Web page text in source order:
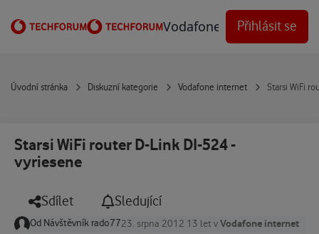
Vodafone Techforum
Přihlásit se
Úvodní stránka Diskuzní kategorie Vodafone internet Starsi WiFi
Starsi WiFi router D-Link DI-524 -
vyriesene
Sdílet Sledující
Od Návštěvník rado7723. srpna 2012 13 let vVodafone internet